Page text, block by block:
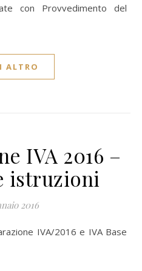
con Provvedimento del
ALTRO
IVA 2016 –
istruzioni
2016